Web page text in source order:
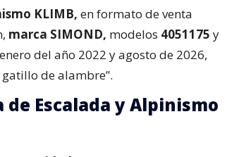
KLIMB, en formato de venta
marca SIMOND, modelos 4051175 y
del año 2022 y agosto de 2026,
de alambre”.
Escalada y Alpinismo